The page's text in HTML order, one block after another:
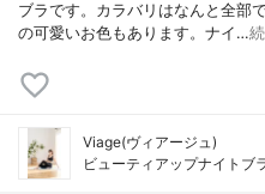
ブラです。カラバリはなんと全部
の可愛いお色もあります。ナイ…
Viage(ヴィアージュ)
ビューティアップナイトブ